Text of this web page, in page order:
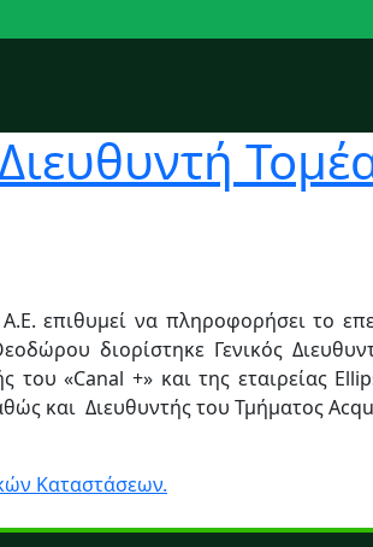
επιθυμεί να πληροφορήσει το
διορίστηκε Γενικός
του «Canal +» και της εταιρείας
και Διευθυντής του Τμήματος
Kαταστάσεων.